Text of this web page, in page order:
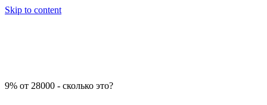
Skip to content
9% от 28000 - сколько это?